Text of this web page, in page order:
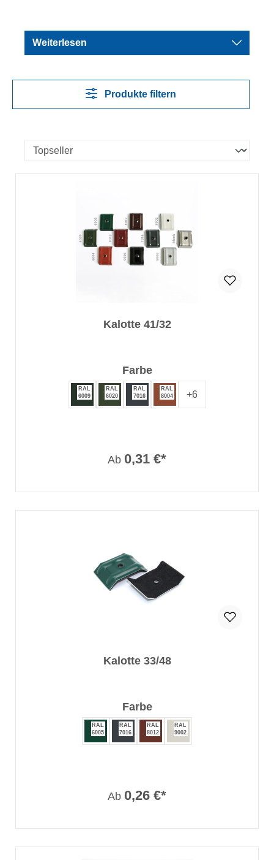
Weiterlesen
Produkte filtern
Kalotte 41/32
Farbeauswählen
RAL
6009
RAL
6020
RAL
7016
RAL
8004
+6
Ab 0,31 €*
Kalotte 33/48
Farbeauswählen
RAL
6005
RAL
7016
RAL
8012
RAL
9002
Ab 0,26 €*